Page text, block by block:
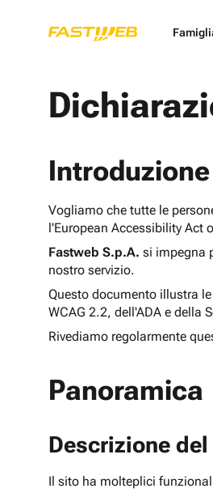
Introduzione
Vogliamo che tutte le
l'European Accessibility Act
Fastweb S.p.A. si impegna
nostro servizio.
Questo documento illustra
WCAG 2.2, dell'ADA e della
Rivediamo regolarmente
Panoramica
Descrizione
Il sito ha molteplici